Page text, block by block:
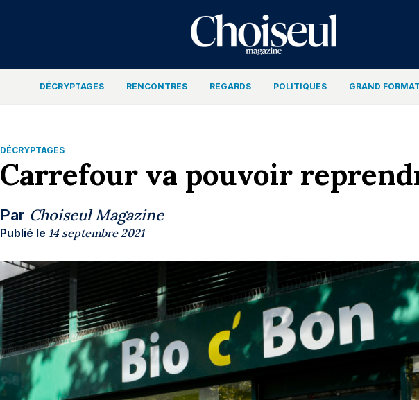
DÉCRYPTAGES RENCONTRES REGARDS POLITIQUES GRAND FORMAT
DÉCRYPTAGES
Carrefour va pouvoir
Par Choiseul Magazine
Publié le 14 septembre 2021